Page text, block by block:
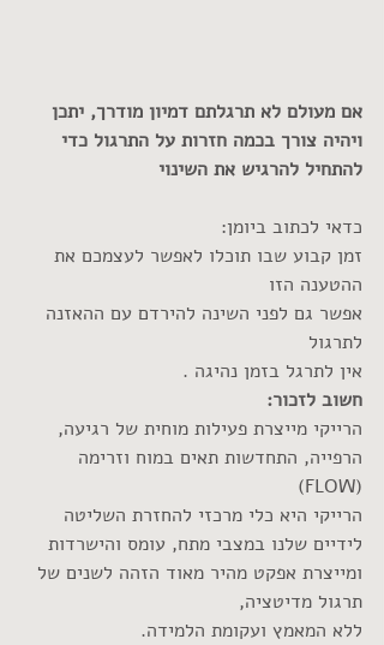
אם מעולם לא תרגלתם דמיון מודרך, יתכן
ויהיה צורך בכמה חזרות על התרגול כדי
להתחיל להרגיש את השינוי
כדאי לכתוב ביומן:
זמן קבוע שבו תוכלו לאפשר לעצמכם את
ההטענה הזו
אפשר גם לפני השינה להירדם עם ההאזנה
לתרגול
אין לתרגל בזמן נהיגה .
חשוב לזכור:
הרייקי מייצרת פעילות מוחית של רגיעה,
הרפייה, התחדשות תאים במוח וזרימה
(FLOW)
הרייקי היא כלי מרכזי להחזרת השליטה
לידיים שלנו במצבי מתח, עומס והישרדות
ומייצרת אפקט מהיר מאוד הזהה לשנים של
תרגול מדיטציה,
ללא המאמץ ועקומת הלמידה.